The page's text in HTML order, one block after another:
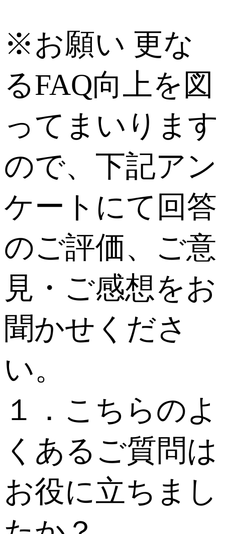
※お願い 更な
るFAQ向上を図
ってまいります
ので、下記アン
ケートにて回答
のご評価、ご意
見・ご感想をお
聞かせくださ
い。
１．こちらのよ
くあるご質問は
お役に立ちまし